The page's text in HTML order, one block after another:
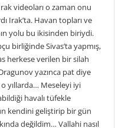
videoları o zaman onu
Irak’ta. Havan topları ve
yolu bu ikisinden biriydi.
birliğinde Sivas’ta yapmış,
herkese verilen bir silah
yazınca pat diye
o yıllarda… Meseleyi iyi
havalı tüfekle
kendini geliştirip bir gün
değildim… Vallahi nasıl